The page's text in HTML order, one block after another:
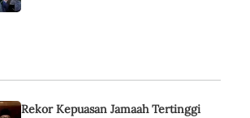
Rekor Kepuasan Jamaah Tertinggi